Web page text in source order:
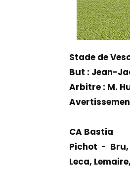
Stade de
But : Jean-
Arbitre : M.
CA Bastia
Pichot -
Leca,